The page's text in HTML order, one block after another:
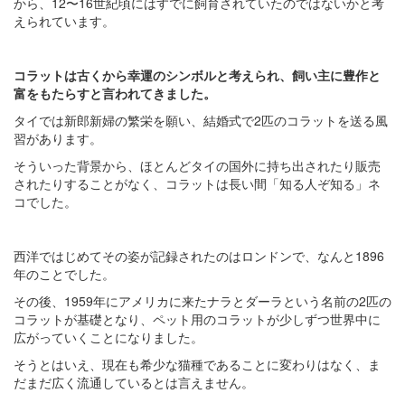
えられています。
コラットは古くから幸運のシンボルと考えられ、飼い主に豊作と
富をもたらすと言われてきました。
タイでは新郎新婦の繁栄を願い、結婚式で2匹のコラットを送る風
習があります。
そういった背景から、ほとんどタイの国外に持ち出されたり販売
されたりすることがなく、コラットは長い間「知る人ぞ知る」ネ
コでした。
西洋ではじめてその姿が記録されたのはロンドンで、なんと1896
年のことでした。
その後、1959年にアメリカに来たナラとダーラという名前の2匹の
コラットが基礎となり、ペット用のコラットが少しずつ世界中に
広がっていくことになりました。
そうとはいえ、現在も希少な猫種であることに変わりはなく、ま
だまだ広く流通しているとは言えません。